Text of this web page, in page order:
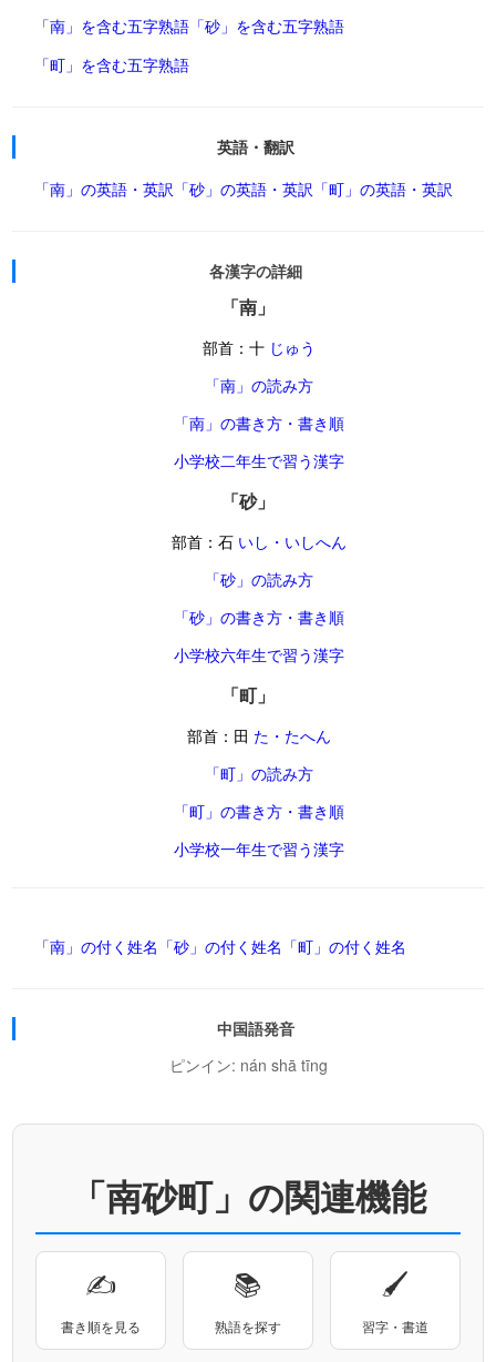
「南」を含む五字熟語 「砂」を含む五字熟語
「町」を含む五字熟語
英語・翻訳
「南」の英語・英訳 「砂」の英語・英訳 「町」の英語・英訳
各漢字の詳細
「南」
部首：十 じゅう
「南」の読み方
「南」の書き方・書き順
小学校二年生で習う漢字
「砂」
部首：石 いし・いしへん
「砂」の読み方
「砂」の書き方・書き順
小学校六年生で習う漢字
「町」
部首：田 た・たへん
「町」の読み方
「町」の書き方・書き順
小学校一年生で習う漢字
「南」の付く姓名 「砂」の付く姓名 「町」の付く姓名
中国語発音
ピンイン: nán shā tīng
「南砂町」の関連機能
✍
書き順を見る
📚
熟語を探す
🖌
習字・書道